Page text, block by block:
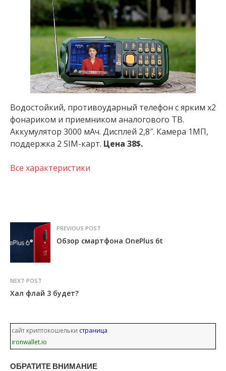
Водостойкий, противоударный телефон с ярким х2
фонариком и приемником аналогового ТВ.
Аккумулятор 3000 мАч. Дисплей 2,8″. Камера 1МП,
поддержка 2 SIM-карт. Цена 38$.
Все характеристики
PREVIOUS POST
Обзор смартфона OnePlus 6t
NEXT POST
Хал флай 3 будет?
сайт криптокошельки страница
ironwallet.io
ОБРАТИТЕ ВНИМАНИЕ